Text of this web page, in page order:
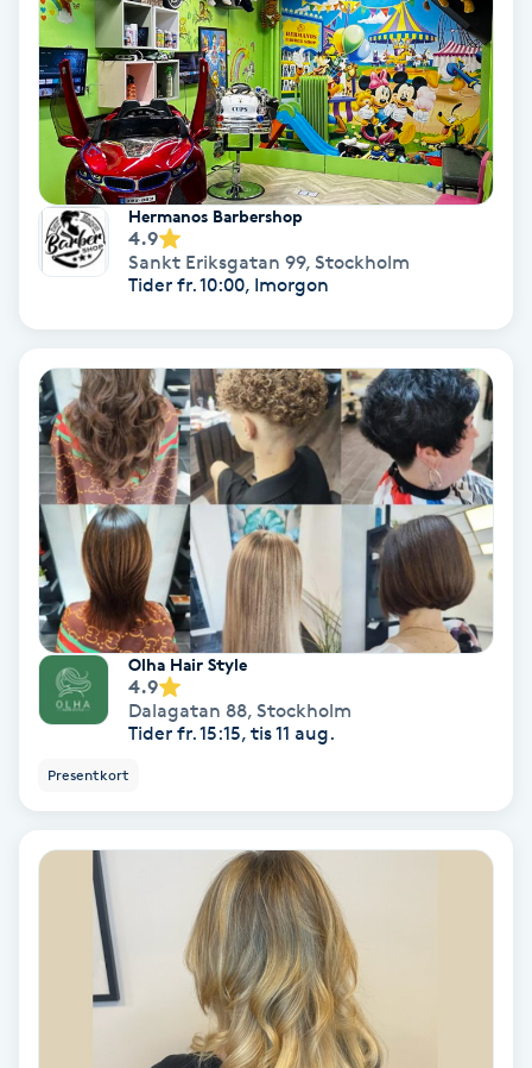
Spraytan
Stylist
Sugaring
Svensk massage
Tuina-massage
Taktil massage
Tandblekning
Tandläkare
Tatuering
Tatueringsborttagning
Terapi
Thaimassage
Torr hårbotten
Hermanos Barbershop
4.9
Sankt Eriksgatan 99, Stockholm
Tider fr. 10:00, Imorgon
Olha Hair Style
4.9
Dalagatan 88, Stockholm
Tider fr. 15:15, tis 11 aug.
Presentkort